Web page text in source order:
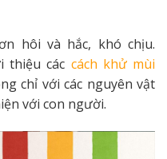
hôi và hắc, khó chịu.
thiệu các cách khử mùi
chỉ với các nguyên vật
với con người.